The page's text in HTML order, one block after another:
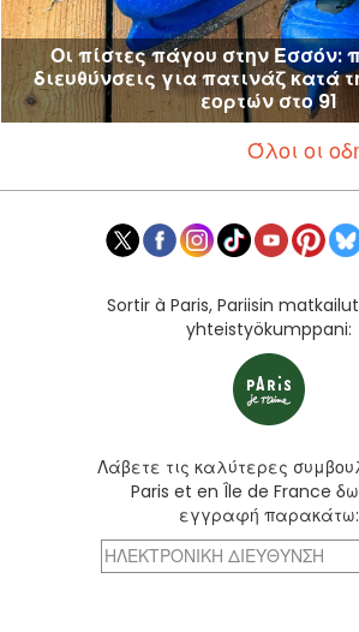
Οι πίστες πάγου στην Εσσόν:
διευθύνσεις για πατινάζ κατά
εορτών στο 91
Όλοι οι
Sortir à Paris, Pariisin
yhteistyökumppani:
Λάβετε τις καλύτερες
Paris et en Île de France
εγγραφή παρακάτω: